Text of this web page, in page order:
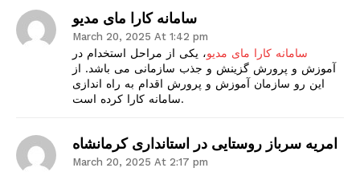
سامانه کارا مای مدیو
March 20, 2025 At 1:42 pm
سامانه کارا مای مدیو، یکی از مراحل استخدام در
آموزش و پرورش گزینش و جذب سازمانی می باشد. از
این رو سازمان آموزش و پرورش اقدام به راه اندازی
سامانه کارا کرده است.
امریه سرباز روستایی در استانداری کرمانشاه
March 20, 2025 At 2:17 pm